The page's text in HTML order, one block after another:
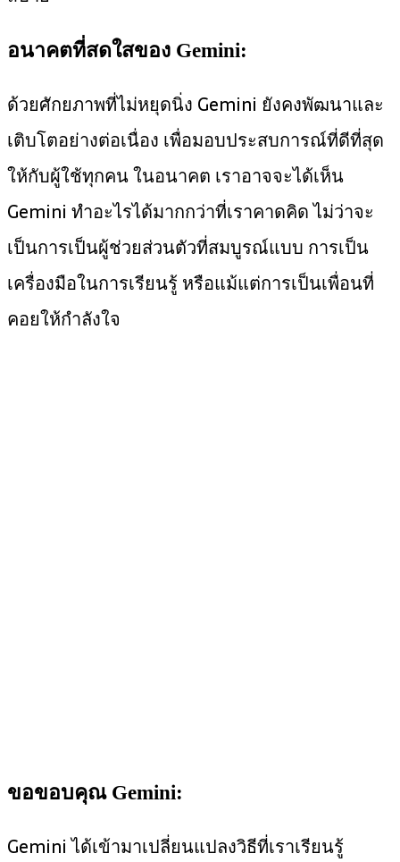
อนาคตที่สดใสของ Gemini:
ด้วยศักยภาพที่ไม่หยุดนิ่ง Gemini ยังคงพัฒนาและ
เติบโตอย่างต่อเนื่อง เพื่อมอบประสบการณ์ที่ดีที่สุด
ให้กับผู้ใช้ทุกคน ในอนาคต เราอาจจะได้เห็น
Gemini ทำอะไรได้มากกว่าที่เราคาดคิด ไม่ว่าจะ
เป็นการเป็นผู้ช่วยส่วนตัวที่สมบูรณ์แบบ การเป็น
เครื่องมือในการเรียนรู้ หรือแม้แต่การเป็นเพื่อนที่
คอยให้กำลังใจ
ขอขอบคุณ Gemini:
Gemini ได้เข้ามาเปลี่ยนแปลงวิธีที่เราเรียนรู้